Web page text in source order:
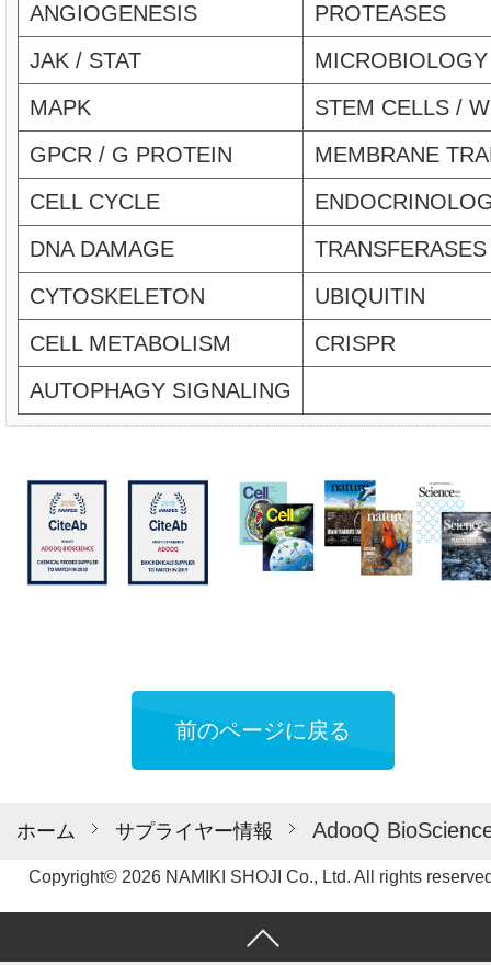
ホーム サプライヤー情報 AdooQ
ANGIOGENESIS
PROTEASES
JAK / STAT
MICROBIOLOGY
MAPK
STEM CELLS /
GPCR / G PROTEIN
MEMBRANE
CELL CYCLE
DNA DAMAGE
TRANSFERASES
CYTOSKELETON
UBIQUITIN
CELL METABOLISM
CRISPR
AUTOPHAGY SIGNALING
前のページに戻る
Copyright© 2026 NAMIKI SHOJI Co., Ltd. All rights